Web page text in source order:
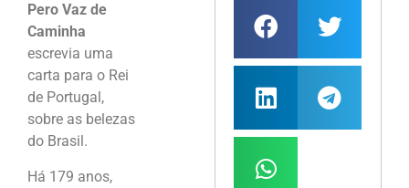
Pero Vaz de
Caminha
escrevia uma
carta para o Rei
de Portugal,
sobre as belezas
do Brasil.
Há 179 anos,